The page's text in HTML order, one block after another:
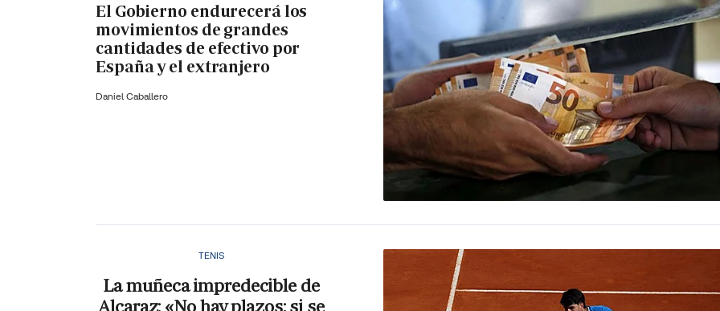
El Gobierno endurecerá los
movimientos de grandes
cantidades de efectivo por
España y el extranjero
Daniel Caballero
TENIS
La muñeca impredecible de